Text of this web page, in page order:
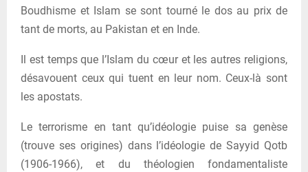
Boudhisme et Islam se sont tourné le dos au prix de
tant de morts, au Pakistan et en Inde.
Il est temps que l’Islam du cœur et les autres religions,
désavouent ceux qui tuent en leur nom. Ceux-là sont
les apostats.
Le terrorisme en tant qu’idéologie puise sa genèse
(trouve ses origines) dans l’idéologie de Sayyid Qotb
(1906-1966), et du théologien fondamentaliste